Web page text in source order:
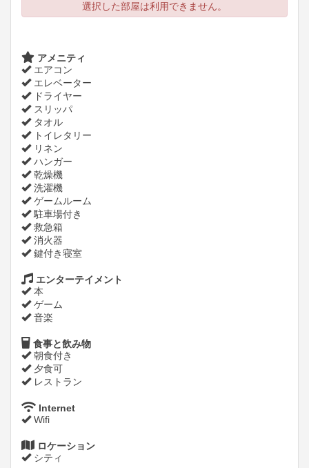
選択した部屋は利用できません。
アメニティ
エアコン
エレベーター
ドライヤー
スリッパ
タオル
トイレタリー
リネン
ハンガー
乾燥機
洗濯機
ゲームルーム
駐車場付き
救急箱
消火器
鍵付き寝室
エンターテイメント
本
ゲーム
音楽
食事と飲み物
朝食付き
夕食可
レストラン
Internet
Wifi
ロケーション
シティ